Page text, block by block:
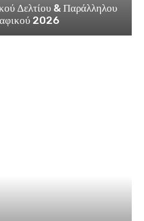
Δελτίου & Παράλληλου
2026